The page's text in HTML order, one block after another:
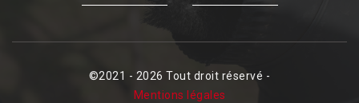
©2021 - 2026 Tout droit réservé -
Mentions légales